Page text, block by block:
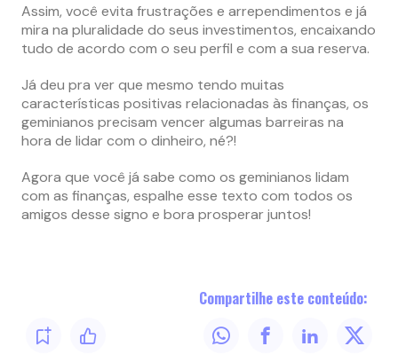
Assim, você evita frustrações e arrependimentos e já
mira na pluralidade do seus investimentos, encaixando
tudo de acordo com o seu perfil e com a sua reserva.
Já deu pra ver que mesmo tendo muitas
características positivas relacionadas às finanças, os
geminianos precisam vencer algumas barreiras na
hora de lidar com o dinheiro, né?!
Agora que você já sabe como os geminianos lidam
com as finanças, espalhe esse texto com todos os
amigos desse signo e bora prosperar juntos!
Compartilhe este conteúdo: